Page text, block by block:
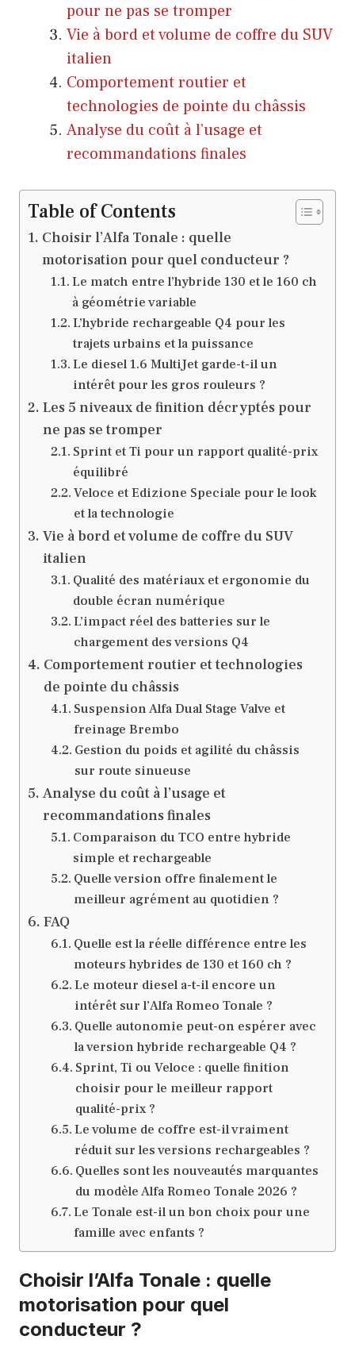
pour ne pas se tromper
Vie à bord et volume de coffre du SUV
italien
Comportement routier et
technologies de pointe du châssis
Analyse du coût à l’usage et
recommandations finales
Table of Contents
Choisir l’Alfa Tonale : quelle
motorisation pour quel conducteur ?
Le match entre l’hybride 130 et le 160 ch
à géométrie variable
L’hybride rechargeable Q4 pour les
trajets urbains et la puissance
Le diesel 1.6 MultiJet garde-t-il un
intérêt pour les gros rouleurs ?
Les 5 niveaux de finition décryptés pour
ne pas se tromper
Sprint et Ti pour un rapport qualité-prix
équilibré
Veloce et Edizione Speciale pour le look
et la technologie
Vie à bord et volume de coffre du SUV
italien
Qualité des matériaux et ergonomie du
double écran numérique
L’impact réel des batteries sur le
chargement des versions Q4
Comportement routier et technologies
de pointe du châssis
Suspension Alfa Dual Stage Valve et
freinage Brembo
Gestion du poids et agilité du châssis
sur route sinueuse
Analyse du coût à l’usage et
recommandations finales
Comparaison du TCO entre hybride
simple et rechargeable
Quelle version offre finalement le
meilleur agrément au quotidien ?
FAQ
Quelle est la réelle différence entre les
moteurs hybrides de 130 et 160 ch ?
Le moteur diesel a-t-il encore un
intérêt sur l’Alfa Romeo Tonale ?
Quelle autonomie peut-on espérer avec
la version hybride rechargeable Q4 ?
Sprint, Ti ou Veloce : quelle finition
choisir pour le meilleur rapport
qualité-prix ?
Le volume de coffre est-il vraiment
réduit sur les versions rechargeables ?
Quelles sont les nouveautés marquantes
du modèle Alfa Romeo Tonale 2026 ?
Le Tonale est-il un bon choix pour une
famille avec enfants ?
Choisir l’Alfa Tonale : quelle
motorisation pour quel
conducteur ?